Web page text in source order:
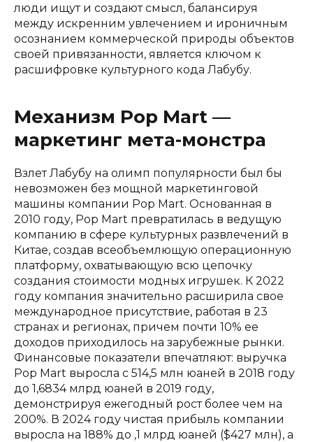
люди ищут и создают смысл, балансируя
между искренним увлечением и ироничным
осознанием коммерческой природы объектов
своей привязанности, является ключом к
расшифровке культурного кода Лабубу.
Механизм Pop Mart —
маркетинг мета-монстра
Взлет Лабубу на олимп популярности был бы
невозможен без мощной маркетинговой
машины компании Pop Mart. Основанная в
2010 году, Pop Mart превратилась в ведущую
компанию в сфере культурных развлечений в
Китае, создав всеобъемлющую операционную
платформу, охватывающую всю цепочку
создания стоимости модных игрушек. К 2022
году компания значительно расширила свое
международное присутствие, работая в 23
странах и регионах, причем почти 10% ее
доходов приходилось на зарубежные рынки.
Финансовые показатели впечатляют: выручка
Pop Mart выросла с 514,5 млн юаней в 2018 году
до 1,6834 млрд юаней в 2019 году,
демонстрируя ежегодный рост более чем на
200%. В 2024 году чистая прибыль компании
выросла на 188% до ,1 млрд юаней ($427 млн), а